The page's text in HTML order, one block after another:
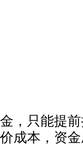
金，只能提
价成本，资